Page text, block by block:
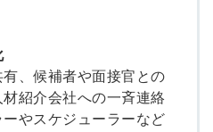
、候補者や面接官との
紹介会社への一斉連絡
やスケジューラーなど